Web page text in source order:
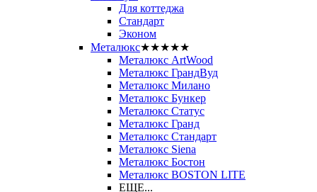
Для коттеджа
Стандарт
Эконом
Металюкс★★★★★
Металюкс ArtWood
Металюкс ГрандВуд
Металюкс Милано
Металюкс Бункер
Металюкс Статус
Металюкс Гранд
Металюкс Стандарт
Металюкс Siena
Металюкс Бостон
Металюкс BOSTON LITE
ЕЩЕ...